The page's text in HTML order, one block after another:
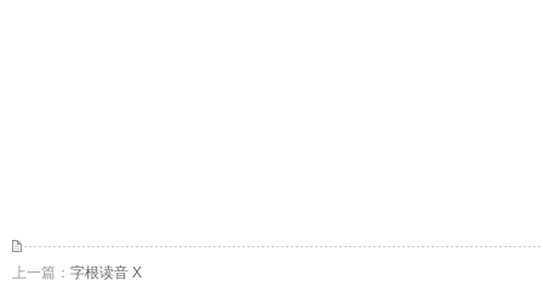
上一篇： 字根读音 X